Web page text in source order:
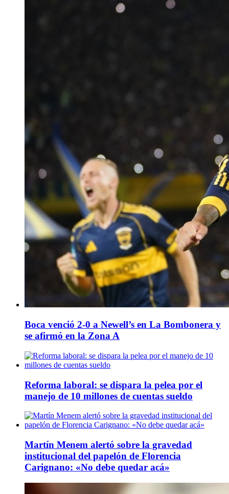
Boca venció 2-0 a Newell’s en La Bombonera y
se afirmó en la Zona A
Reforma laboral: se dispara la pelea por el
manejo de 10 millones de cuentas sueldo
Martín Menem alertó sobre la gravedad
institucional del papelón de Florencia
Carignano: «No debe quedar acá»